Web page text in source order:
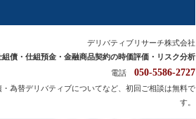
デリバティブリサーチ株式会社
組債・仕組預金・ 金融商品契約の時価評価・リスク分析
電話 050-5586-2727
・為替デリバティブについてなど、初回ご相談は無料で
す。